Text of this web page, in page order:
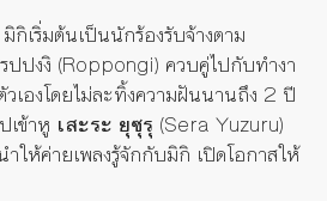
กิเริ่มต้นเป็นนักร้องรับจ้างตาม
ปปงงิ (Roppongi) ควบคู่ไปกับทำงา
วเองโดยไม่ละทิ้งความฝันนานถึง 2 ปี
เข้าหู เสะระ ยุซุรุ (Sera Yuzuru)
ให้ค่ายเพลงรู้จักกับมิกิ เปิดโอกาสให้